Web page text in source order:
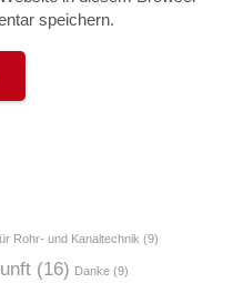
speichern.
Rohr- und Kanaltechnik (9)
(16) Danke(9)